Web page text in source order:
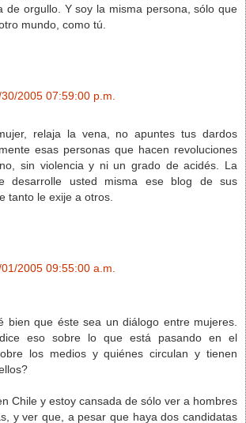
de orgullo. Y soy la misma persona, sólo que
mundo, como tú.
2005 07:59:00 p.m.
relaja la vena, no apuntes tus dardos
esas personas que hacen revoluciones
sin violencia y ni un grado de acidés. La
desarrolle usted misma ese blog de sus
tanto le exije a otros.
2005 09:55:00 a.m.
bien que éste sea un diálogo entre mujeres.
eso sobre lo que está pasando en el
los medios y quiénes circulan y tienen
Chile y estoy cansada de sólo ver a hombres
y ver que, a pesar que haya dos candidatas